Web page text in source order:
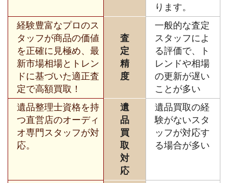
ります。
経験豊富なプロのス
タッフが商品の価値
を正確に見極め、最
新市場相場とトレン
ドに基づいた適正査
定で高額買取！
査
定
精
度
一般的な査定
スタッフによ
る評価で、ト
レンドや相場
の更新が遅い
ことが多い
遺品整理士資格を持
つ直営店のオーディ
オ専門スタッフが対
応。
遺
品
買
取
対
応
遺品買取の経
験がないスタ
ッフが対応す
る場合が多い